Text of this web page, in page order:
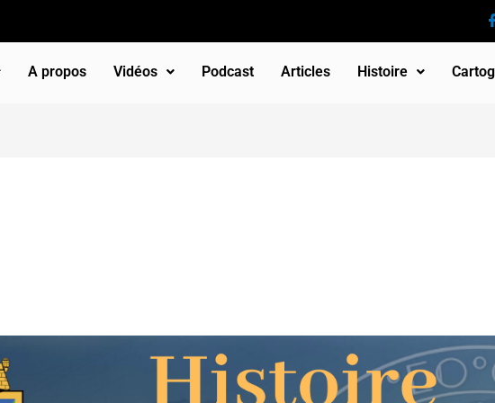
A propos Vidéos Podcast Articles Histoire